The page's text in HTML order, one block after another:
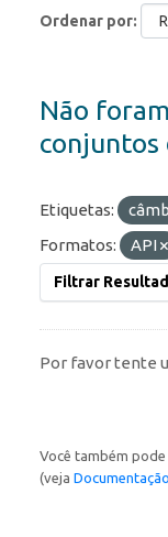
Ordenar por
Não
conjuntos
Etiquetas:
Formatos:
API
Filtrar
Por favor tente
Você também pode
(veja